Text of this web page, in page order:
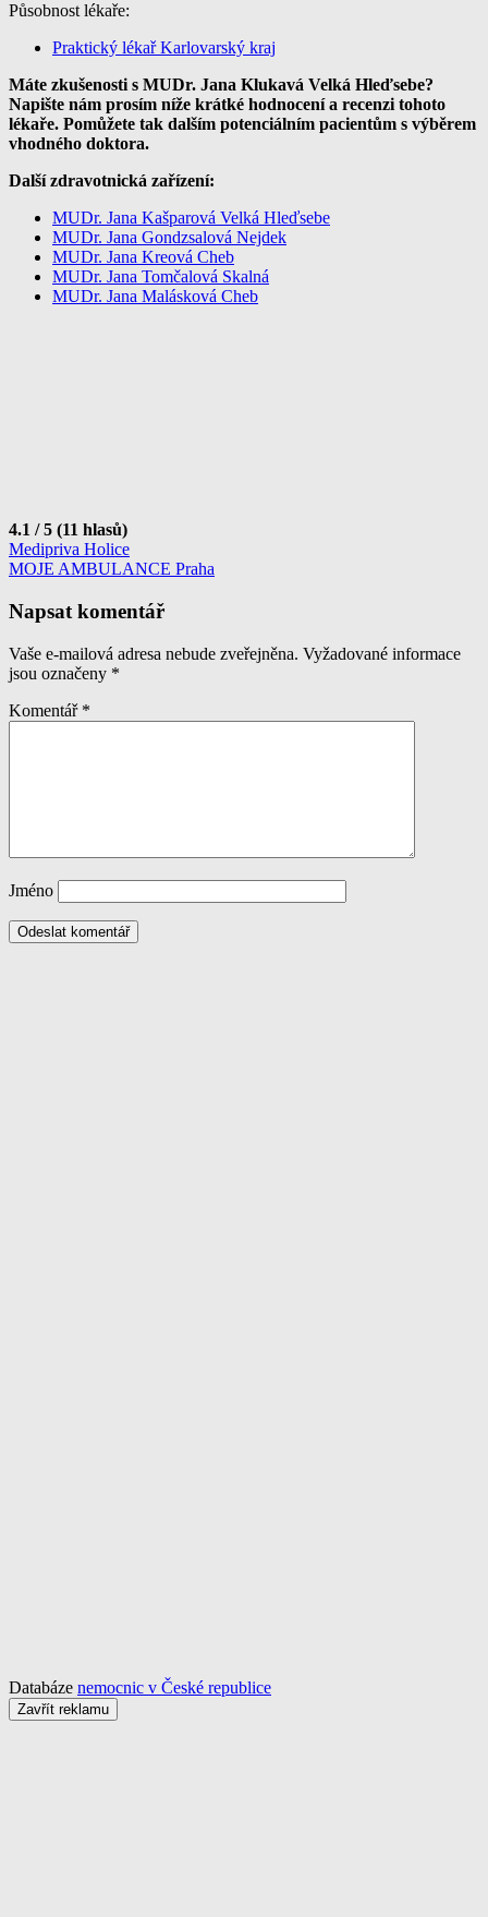
Působnost lékaře:
Praktický lékař Karlovarský kraj
Máte zkušenosti s MUDr. Jana Klukavá Velká Hleďsebe?
Napište nám prosím níže krátké hodnocení a recenzi tohoto
lékaře. Pomůžete tak dalším potenciálním pacientům s výběrem
vhodného doktora.
Další zdravotnická zařízení:
MUDr. Jana Kašparová Velká Hleďsebe
MUDr. Jana Gondzsalová Nejdek
MUDr. Jana Kreová Cheb
MUDr. Jana Tomčalová Skalná
MUDr. Jana Malásková Cheb
4.1 / 5 (11 hlasů)
Navigace
pro
příspěvek
Medipriva Holice
MOJE AMBULANCE Praha
Napsat komentář
Vaše e-mailová adresa nebude zveřejněna. Vyžadované informace
jsou označeny *
Komentář *
Jméno
Databáze nemocnic v České republice
Zavřít reklamu